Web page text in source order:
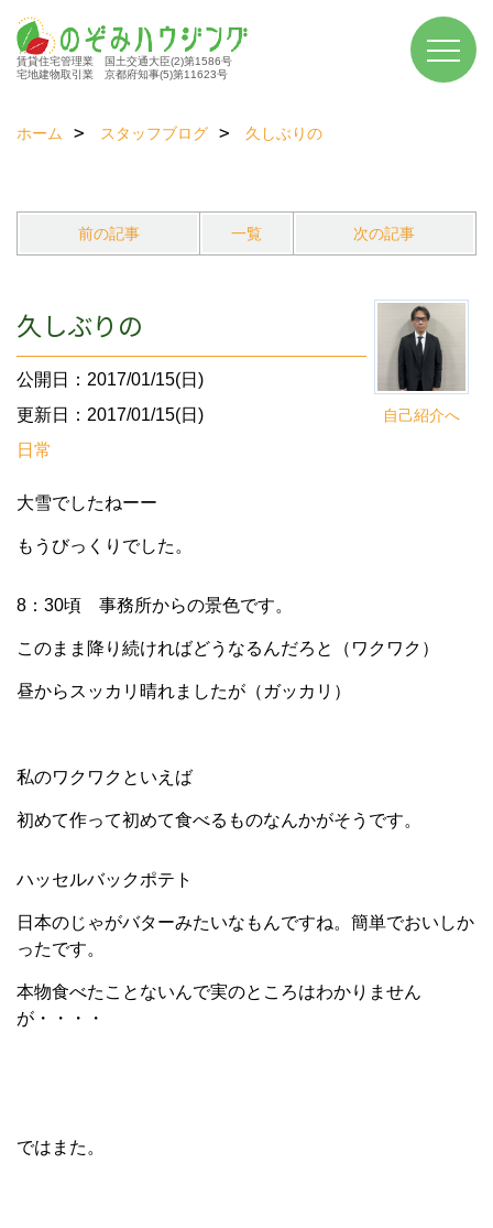
賃貸住宅管理業 国土交通大臣(2)第1586号
宅地建物取引業 京都府知事(5)第11623号
ホーム スタッフブログ 久しぶりの
前の記事 一覧 次の記事
自己紹介へ
久しぶりの
公開日：2017/01/15(日)
更新日：2017/01/15(日)
日常
大雪でしたねーー
もうびっくりでした。
8：30頃 事務所からの景色です。
このまま降り続ければどうなるんだろと（ワクワク）
昼からスッカリ晴れましたが（ガッカリ）
私のワクワクといえば
初めて作って初めて食べるものなんかがそうです。
ハッセルバックポテト
日本のじゃがバターみたいなもんですね。簡単でおいしか
ったです。
本物食べたことないんで実のところはわかりません
が・・・・
ではまた。